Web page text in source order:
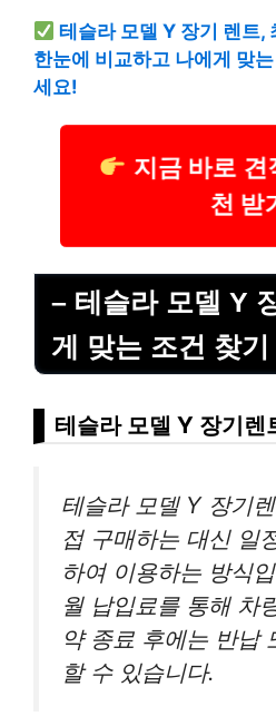
테슬라 모델 Y 장기 렌트,
한눈에 비교하고 나에게 맞
세요!
지금 바로 견
천 받
– 테슬라 모델 Y
게 맞는 조건 찾기
테슬라 모델 Y 장기렌
테슬라 모델 Y 장기
접 구매하는 대신 일
하여 이용하는 방식
월 납입료를 통해 차
약 종료 후에는 반납
할 수 있습니다.